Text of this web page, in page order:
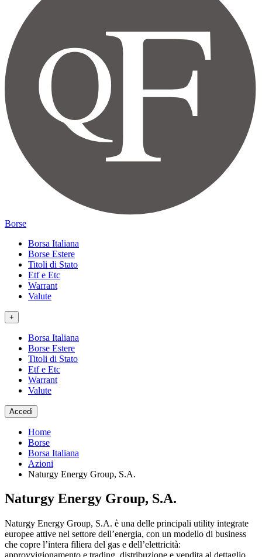
Borse
Borsa Italiana
Borse Estere
Titoli di Stato
Etf e Etc
Warrant
Valute
+
Borsa Italiana
Borse Estere
Titoli di Stato
Etf e Etc
Warrant
Valute
Accedi
Home
Borse
Borsa Italiana
Azioni
Naturgy Energy Group, S.A.
Naturgy Energy Group, S.A.
Naturgy Energy Group, S.A. è una delle principali utility integrate
europee attive nel settore dell’energia, con un modello di business
che copre l’intera filiera del gas e dell’elettricità: